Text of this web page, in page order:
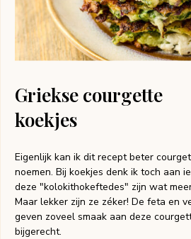
Griekse courgette
koekjes
Eigenlijk kan ik dit recept beter
noemen. Bij koekjes denk ik toch aan
deze "kolokithokeftedes" zijn wat
Maar lekker zijn ze zéker! De feta en
geven zoveel smaak aan deze
bijgerecht.